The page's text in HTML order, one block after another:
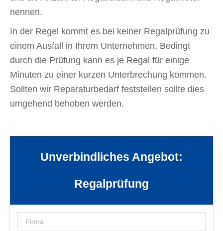
nennen.
In der Regel kommt es bei keiner Regalprüfung zu
einem Ausfall in Ihrem Unternehmen. Bedingt
durch die Prüfung kann es je Regal für einige
Minuten zu einer kurzen Unterbrechung kommen.
Sollten wir Reparaturbedarf feststellen sollte dies
umgehend behoben werden.
Unverbindliches Angebot:
Regalprüfung